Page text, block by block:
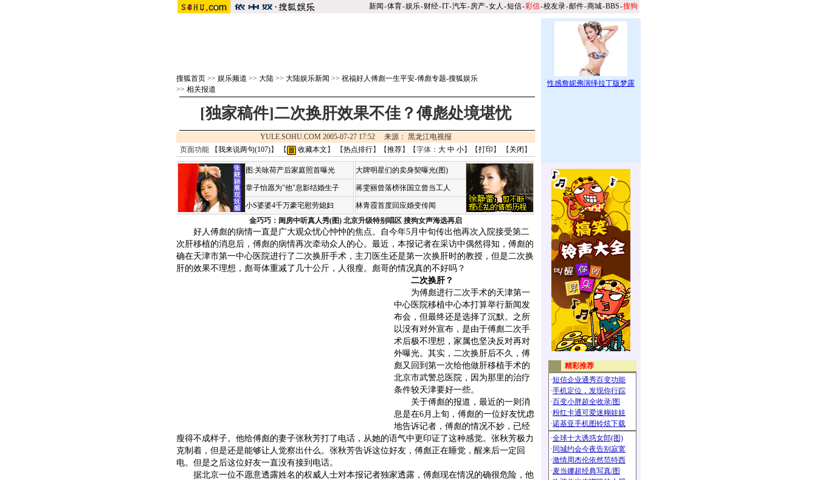
新闻-体育-娱乐-财经-IT-汽车-房产-女人 -短信-彩信-校友录-邮件-商城-BBS-搜狗
搜狐首页 >> 娱乐频道 >> 大陆 >> 大陆娱乐新闻 >> 祝福好人傅彪一生平安-傅彪专题-搜狐娱乐
>> 相关报道
[独家稿件]二次换肝效果不佳？傅彪处境堪忧
YULE.SOHU.COM 2005-07-27 17:52 来源： 黑龙江电视报
页面功能 【我来说两句(107)】 【 收藏本文 】 【热点排行】【推荐】【字体： 大 中 小】【打印 】 【 关闭 】
图:关咏荷产后家庭照首曝光
章子怡愿为"他"息影结婚生子
小S婆婆4千万豪宅慰劳媳妇
大牌明星们的卖身契曝光(图)
蒋雯丽曾落榜张国立曾当工人
林青霞首度回应婚变传闻
金巧巧：闺房中听真人秀(图) 北京升级特别唱区 搜狗女声海选再启
好人傅彪的病情一直是广大观众忧心忡忡的焦点。自今年5月中旬传出他再次入院接受第二
次肝移植的消息后，傅彪的病情再次牵动众人的心。最近，本报记者在采访中偶然得知，傅彪的
确在天津市第一中心医院进行了二次换肝手术，主刀医生还是第一次换肝时的教授，但是二次换
肝的效果不理想，彪哥体重减了几十公斤，人很瘦。 彪哥的情况真的不好吗？
二次换肝？
为傅彪进行二次手术的天津第一
中心医院移植中心本打算举行新闻发
布会，但最终还是选择了沉默。之所
以没有对外宣布，是由于傅彪二次手
术后极不理想，家属也坚决反对再对
外曝光。其实，二次换肝后不久，傅
彪又回到第一次给他做肝移植手术的
北京市武警总医院，因为那里的治疗
条件较天津要好一些。
关于傅彪的报道，最近的一则消
息是在6月上旬，傅彪的一位好友忧虑
地告诉记者，傅彪的情况不妙，已经
瘦得不成样子。他给傅彪的妻子张秋芳打了电话，从她的语气中更印证了这种感觉。张秋芳极力
克制着，但是还是能够让人觉察出什么。张秋芳告诉这位好友，傅彪正在睡觉，醒来后一定回
电。但是之后这位好友一直没有接到电话。
据北京一位不愿意透露姓名的权威人士对本报记者独家透露，傅彪现在情况的确很危险，他